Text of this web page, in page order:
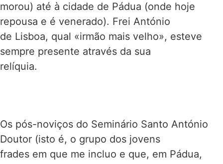
morou) até à cidade de Pádua (onde hoje
repousa e é venerado). Frei António
de Lisboa, qual «irmão mais velho», esteve
sempre presente através da sua
relíquia.
Os pós-noviços do Seminário Santo António
Doutor (isto é, o grupo dos jovens
frades em que me incluo e que, em Pádua,